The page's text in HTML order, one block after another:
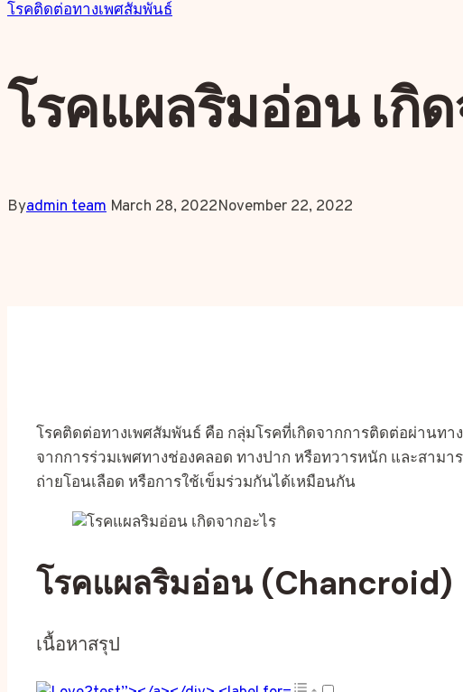
โรคติดต่อทางเพศสัมพันธ์
โรคแผลริมอ่อน เกิ
Byadmin team March 28, 2022November 22, 2022
โรคติดต่อทางเพศสัมพันธ์ คือ กลุ่มโรคที่เกิดจากการติดต่อผ่านท
จากการร่วมเพศทางช่องคลอด ทางปาก หรือทวารหนัก และสาม
ถ่ายโอนเลือด หรือการใช้เข็มร่วมกันได้เหมือนกัน
โรคแผลริมอ่อน (Chancroid)
เนื้อหาสรุป